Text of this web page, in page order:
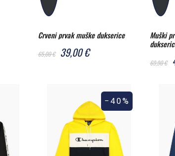
Crveni prvak muške dukserice
65,00 € 39,00 €
Muški
69,90 €
−40%